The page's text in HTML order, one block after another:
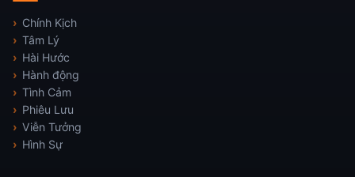
Chính Kịch
Tâm Lý
Hài Hước
Hành động
Tình Cảm
Phiêu Lưu
Viễn Tưởng
Hình Sự